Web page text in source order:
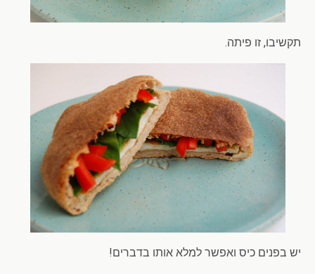
תקשיבו, זו פיתה.
יש בפנים כיס ואפשר למלא אותו בדברים!